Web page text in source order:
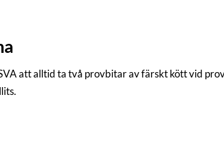
att alltid ta två provbitar av färskt kött vid